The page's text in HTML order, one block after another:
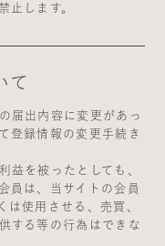
止します。
て
届出内容に変更があっ
登録情報の変更手続き
益を被ったとしても、
員は、当サイトの会員
は使用させる、売買、
する等の行為はできな